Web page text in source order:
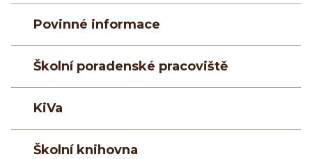
Povinné informace
Školní poradenské pracoviště
KiVa
Školní knihovna